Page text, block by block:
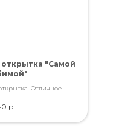
"Самой
Отличное
сказать.
р.